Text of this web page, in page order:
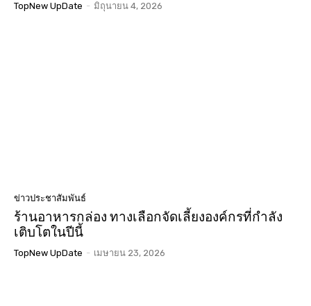
TopNew UpDate - มิถุนายน 4, 2026
ข่าวประชาสัมพันธ์
ร้านอาหารกล่อง ทางเลือกจัดเลี้ยงองค์กรที่กำลัง
เติบโตในปีนี้
TopNew UpDate - เมษายน 23, 2026